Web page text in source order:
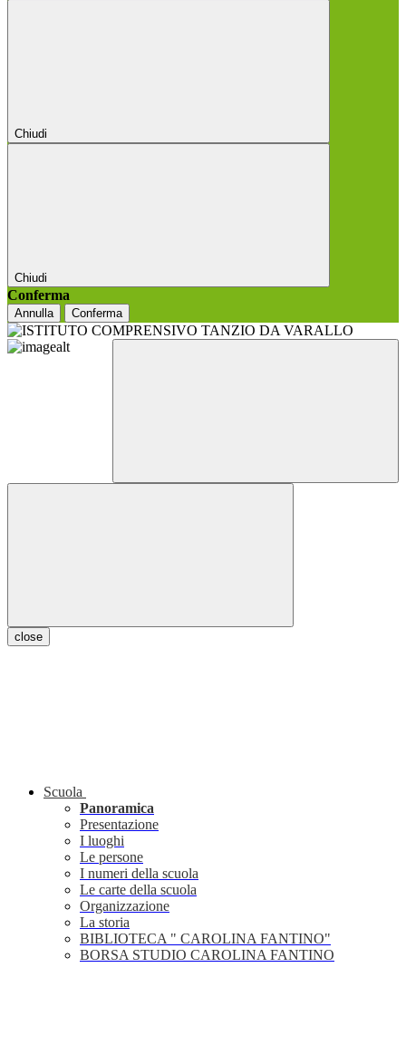
Chiudi
Chiudi
Conferma
Annulla Conferma
close
Scuola
Panoramica
Presentazione
I luoghi
Le persone
I numeri della scuola
Le carte della scuola
Organizzazione
La storia
BIBLIOTECA " CAROLINA FANTINO"
BORSA STUDIO CAROLINA FANTINO